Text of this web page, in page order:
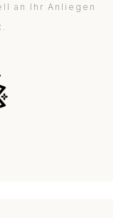
an Ihr Anliegen